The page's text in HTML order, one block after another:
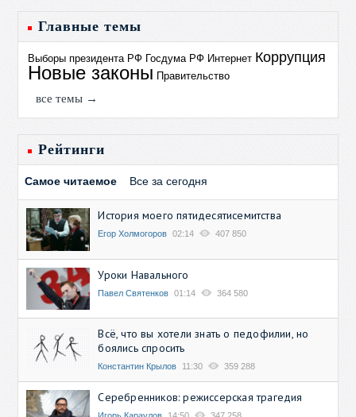
Главные темы
Выборы президента РФ Госдума РФ Интернет Коррупция
Новые законы Правительство
все темы →
Рейтинги
Самое читаемое Все за сегодня
История моего пятидесятисемитства
Егор Холмогоров 02:14 407 850
Уроки Навального
Павел Святенков 01:14 364 580
Всё, что вы хотели знать о педофилии, но
боялись спросить
Константин Крылов 11:30 359 288
Серебренников: режиссерская трагедия